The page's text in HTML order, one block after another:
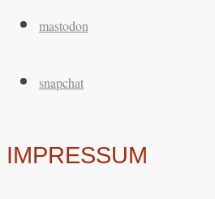
mastodon
snapchat
IMPRESSUM